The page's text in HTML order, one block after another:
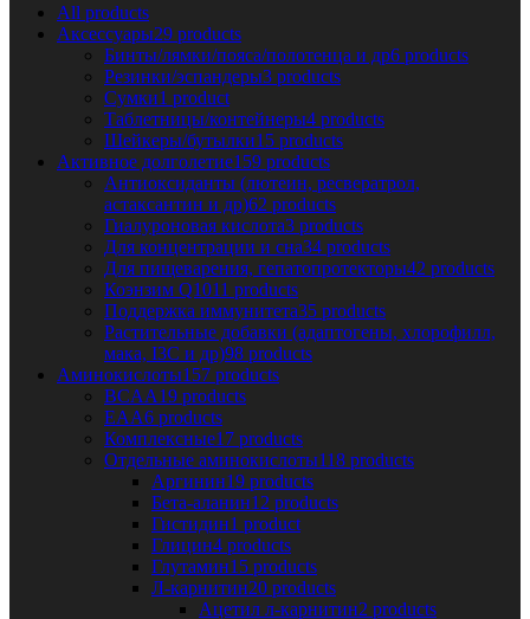
All products
Аксессуары29 products
Бинты/лямки/пояса/полотенца и др6 products
Резинки/эспандеры3 products
Сумки1 product
Таблетницы/контейнеры4 products
Шейкеры/бутылки15 products
Активное долголетие159 products
Антиоксиданты (лютеин, ресвератрол,
астаксантин и др)62 products
Гиалуроновая кислота3 products
Для концентрации и сна34 products
Для пищеварения, гепатопротекторы42 products
Коэнзим Q1011 products
Поддержка иммунитета35 products
Растительные добавки (адаптогены, хлорофилл,
мака, I3C и др)98 products
Аминокислоты157 products
BCAA19 products
EAA6 products
Комплексные17 products
Отдельные аминокислоты118 products
Аргинин19 products
Бета-аланин12 products
Гистидин1 product
Глицин4 products
Глутамин15 products
Л-карнитин20 products
Ацетил л-карнитин2 products